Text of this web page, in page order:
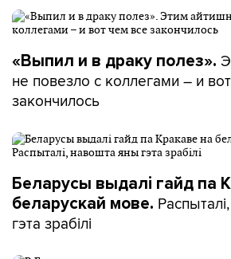
«Выпил и в драку полез».
не повезло с коллегами – и
закончилось
Беларусы выдалі гайд па
беларускай мове.
гэта зрабілі